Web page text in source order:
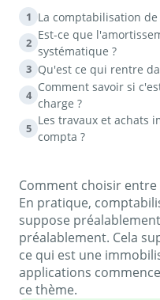
1 La comptabilisation
2
Est-ce que
systématique ?
3 Qu'est ce qui rentre
4
Comment savoir si
charge ?
5
Les travaux et achats
compta ?
Comment choisir
En pratique,
suppose
préalablement. Cela
ce qui est une
applications
ce thème.